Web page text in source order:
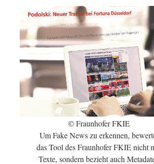
© Fraunhofer FKIE
Um Fake News zu erkennen,
das Tool des Fraunhofer FKIE nicht
Texte, sondern bezieht auch